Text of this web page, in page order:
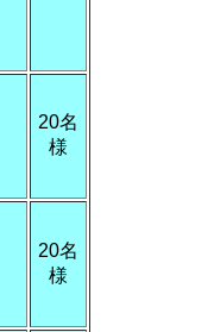
20名
様
20名
様